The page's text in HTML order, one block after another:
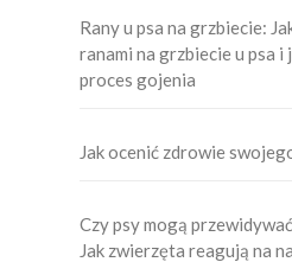
Rany u psa na grzbiecie:
ranami na grzbiecie u psa i
proces gojenia
Jak ocenić zdrowie
Czy psy mogą
Jak zwierzęta reagują na